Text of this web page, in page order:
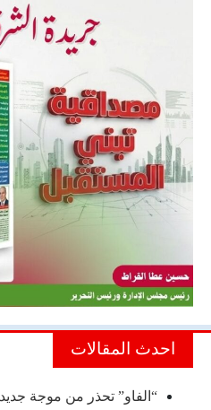
احدث المقالات
“الفاو” تحذر من موجة